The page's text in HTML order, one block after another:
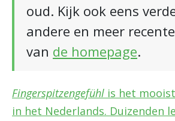
oud. Kijk ook eens
andere en meer
van de homepage.
Fingerspitzengefühl is het
in het Nederlands. Duizenden